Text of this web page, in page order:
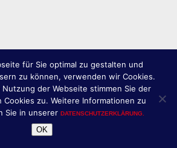
für Sie optimal zu gestalten und
zu können, verwenden wir Cookies.
der Webseite stimmen Sie der
Cookies zu. Weitere Informationen zu
Sie in unserer DATENSCHUTZERKLÄRUNG.
OK